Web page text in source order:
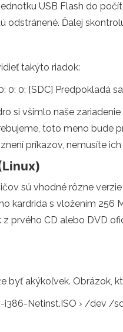
USB Flash do
odstránené. Ďalej
takýto riadok:
0: 0: [SDC] Predpokladá sa
si všimlo naše
toto meno bude
príkazov, nemusíte
sú vhodné rôzne
kardrida s vložením 256
prvého CD alebo DVD
byť akýkoľvek. Obrázok,
i386-Netinst.ISO › /dev /